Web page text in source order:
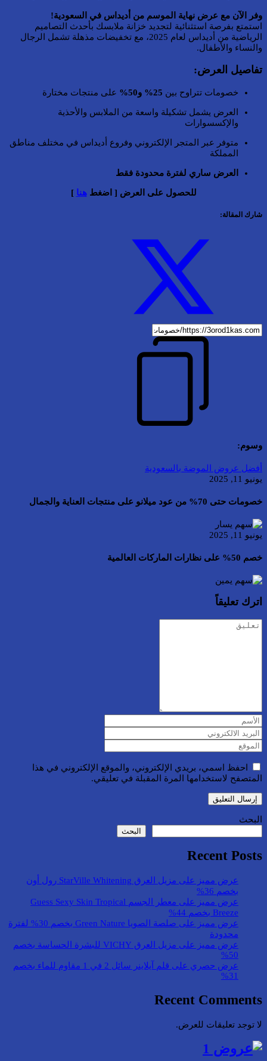
وفر الآن مع عرض نهاية الموسم من أديداس في السعودية!
استمتع بفرصة استثنائية لتجديد خزانة ملابسك بأحدث التصاميم
الرياضية من أديداس لعام 2025، مع تخفيضات مذهلة تشمل الرجال
والنساء والأطفال.
تفاصيل العرض:
خصومات تتراوح بين 25% و50% على منتجات مختارة
العرض يشمل تشكيلة واسعة من الملابس والأحذية
والإكسسوارات
متوفر عبر المتجر الإلكتروني وفروع أديداس في مختلف مناطق
المملكة
العرض ساري لفترة محدودة فقط
للحصول على العرض [ اضغطهنا ]
شارك المقالة:
وسوم:
أفضل عروض الموضة بالسعودية
يونيو 11, 2025
خصومات حتى 70% من عود ميلانو على منتجات العناية والجمال
يونيو 11, 2025
خصم 50% على نظارات الماركات العالمية
اترك تعليقاً
احفظ اسمي، بريدي الإلكتروني، والموقع الإلكتروني في هذا
المتصفح لاستخدامها المرة المقبلة في تعليقي.
البحث
البحث
Recent Posts
عرض مميز على مزيل العرق StarVille Whitening رول أون
بخصم 36%
عرض مميز على معطر الجسم Guess Sexy Skin Tropical
Breeze بخصم 44%
عرض مميز على صلصة الصويا Green Nature بخصم 30% لفترة
محدودة
عرض مميز على مزيل العرق VICHY للبشرة الحساسة بخصم
50%
عرض حصري على قلم آيلاينر سائل 2 في 1 مقاوم للماء بخصم
31%
Recent Comments
لا توجد تعليقات للعرض.